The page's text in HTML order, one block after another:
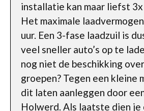
installatie kan maar liefst
Het maximale
uur. Een 3-fase laadzuil is
veel sneller auto’s op te
nog niet de beschikking
groepen? Tegen een kleine
dit laten aanleggen door
Holwerd. Als laatste dien je